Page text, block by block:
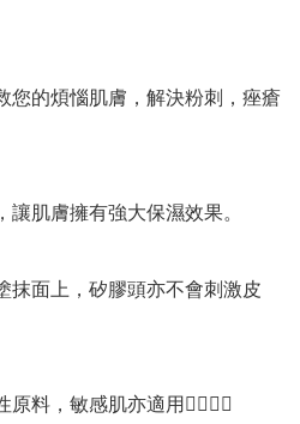
您的煩惱肌膚，解決粉刺，痤瘡
肌膚擁有強大保濕效果。
抹面上，矽膠頭亦不會刺激皮
料，敏感肌亦適用👍🏻👍🏻